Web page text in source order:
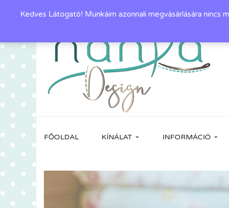
Kedves Látogató! Munkáim azonnali megvásárlására
FŐOLDAL KÍNÁLAT INFORMÁCIÓ